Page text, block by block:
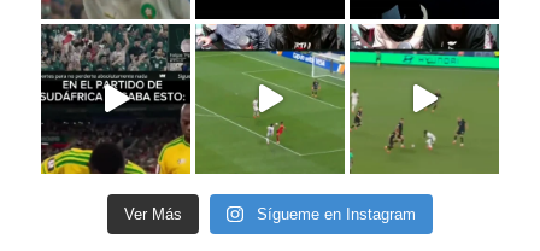
Ver Más Sígueme en Instagram